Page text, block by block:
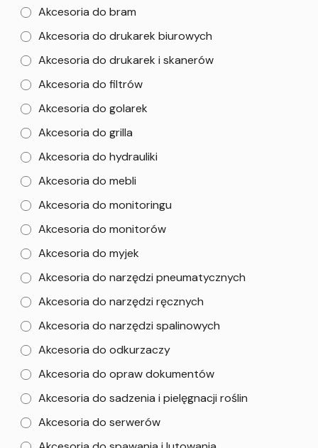
Akcesoria do bram
Akcesoria do drukarek biurowych
Akcesoria do drukarek i skanerów
Akcesoria do filtrów
Akcesoria do golarek
Akcesoria do grilla
Akcesoria do hydrauliki
Akcesoria do mebli
Akcesoria do monitoringu
Akcesoria do monitorów
Akcesoria do myjek
Akcesoria do narzędzi pneumatycznych
Akcesoria do narzędzi ręcznych
Akcesoria do narzędzi spalinowych
Akcesoria do odkurzaczy
Akcesoria do opraw dokumentów
Akcesoria do sadzenia i pielęgnacji roślin
Akcesoria do serwerów